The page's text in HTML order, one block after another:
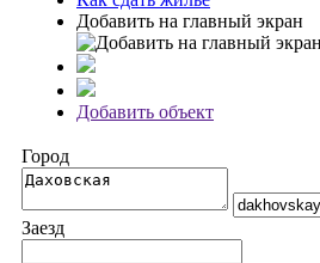
Добавить на главный экран
Добавить объект
Город
Заезд